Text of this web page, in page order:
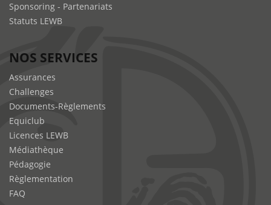
Sponsoring - Partenariats
Statuts LEWB
NOS SERVICES
Assurances
Challenges
Documents-Règlements
Equiclub
Licences LEWB
Médiathèque
Pédagogie
Règlementation
FAQ